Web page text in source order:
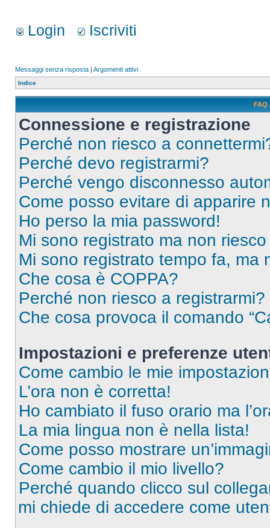
Login Iscriviti
Messaggi senza risposta | Argomenti attivi
Indice
FAQ
Connessione e registrazione
Perché non riesco a
Perché devo registrarmi?
Perché vengo disconnesso
Come posso evitare di apparire
Ho perso la mia password!
Mi sono registrato ma non
Mi sono registrato tempo fa, ma
Che cosa è COPPA?
Perché non riesco a registrarmi?
Che cosa provoca il comando
Impostazioni e preferenze
Come cambio le mie
L’ora non è corretta!
Ho cambiato il fuso orario ma
La mia lingua non è nella lista!
Come posso mostrare
Come cambio il mio livello?
Perché quando clicco sul
mi chiede di accedere come